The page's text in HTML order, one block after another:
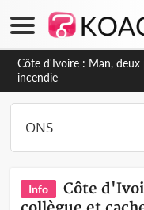
Côte d'Ivoire : Séileu, la
transformée en vaste
dépigmentants
Info
Côte